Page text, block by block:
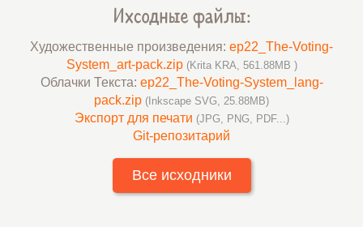
Ихсодные файлы:
Художественные произведения: ep22_The-Voting-
System_art-pack.zip (Krita KRA, 561.88MB )
Облачки Текста: ep22_The-Voting-System_lang-
pack.zip (Inkscape SVG, 25.88MB)
Экспорт для печати (JPG, PNG, PDF...)
Git-репозитарий
Все исходники